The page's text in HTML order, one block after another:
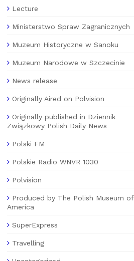
Lecture
Ministerstwo Spraw Zagranicznych
Muzeum Historyczne w Sanoku
Muzeum Narodowe w Szczecinie
News release
Originally Aired on Polvision
Originally published in Dziennik
Związkowy Polish Daily News
Polski FM
Polskie Radio WNVR 1030
Polvision
Produced by The Polish Museum of
America
SuperExpress
Travelling